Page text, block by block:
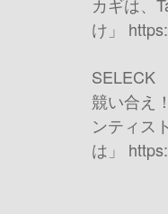
カギは、
け」
SELECK
競い合え
ンティス
は」